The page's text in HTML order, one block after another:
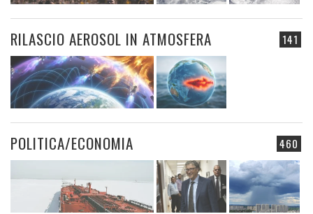
141
RILASCIO AEROSOL IN ATMOSFERA
460
POLITICA/ECONOMIA